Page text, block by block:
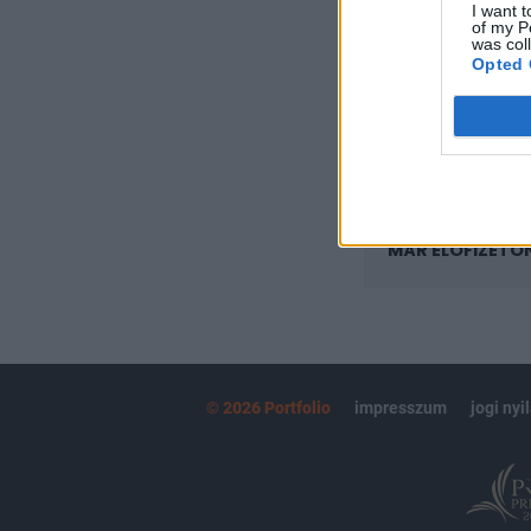
I want
of my
was
Opted
Az előfizetés a
Portfolio.hu
kötéslistái
MÁR
© 2026 Portfolio impresszum jogi